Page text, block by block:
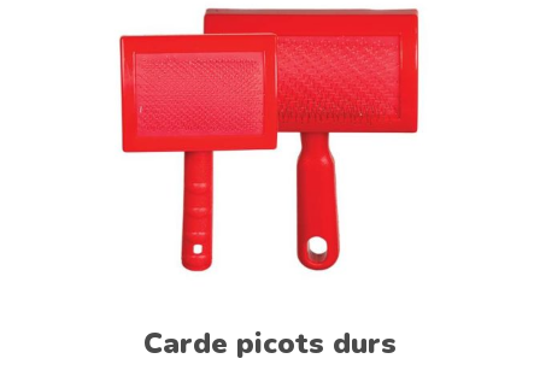
Carde picots durs